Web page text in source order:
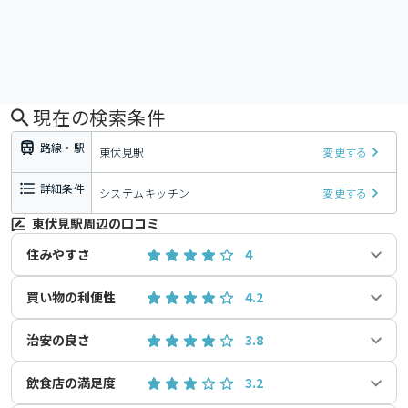
現在の検索条件
路線・駅 東伏見駅 変更する
詳細条件 システムキッチン 変更する
東伏見駅周辺の口コミ
住みやすさ
4
買い物の利便性 4.2
治安の良さ 3.8
飲食店の満足度 3.2